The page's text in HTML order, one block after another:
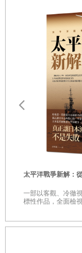
澳洲—汪洋迷失記
幹道行駛，不時得
前方有牛群，卻不
一群大象。之前我
就是大象的「自然
當個付費觀察野生
巧。在官方畫定的
弦的經驗是無可比
停下，一坐就是將
上灑滿粉紅色光線
卻從未有過這種天
間占地很小的博物
歐老婦人半睡半醒
就是清潔工。納粹
太平洋戰爭新解：
一部以客觀、冷徹
標性作品，全面檢